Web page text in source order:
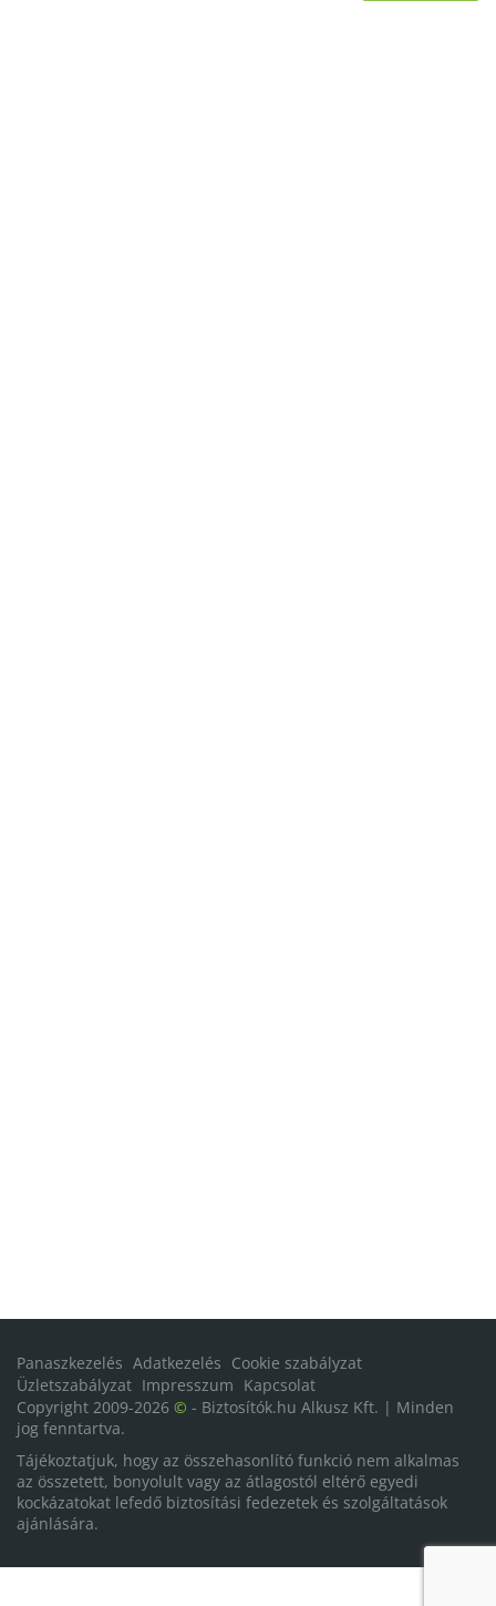
Panaszkezelés Adatkezelés Cookie szabályzat
Üzletszabályzat Impresszum Kapcsolat
Copyright 2009-2026 © - Biztosítók.hu Alkusz Kft. | Minden
jog fenntartva.
Tájékoztatjuk, hogy az összehasonlító funkció nem alkalmas
az összetett, bonyolult vagy az átlagostól eltérő egyedi
kockázatokat lefedő biztosítási fedezetek és szolgáltatások
ajánlására.